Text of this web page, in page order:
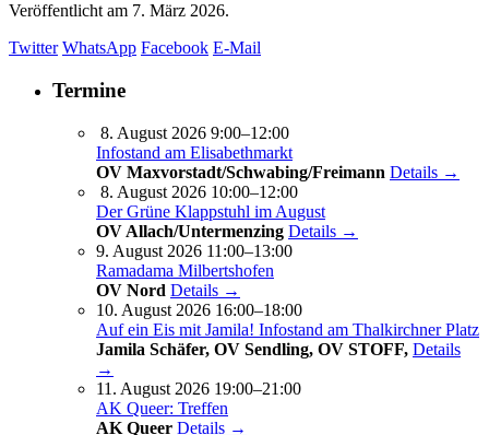
Veröffentlicht am 7. März 2026.
Twitter WhatsApp Facebook E-Mail
Termine
8. August 2026 9:00–12:00
Infostand am Elisabethmarkt
OV Maxvorstadt/Schwabing/Freimann Details →
8. August 2026 10:00–12:00
Der Grüne Klappstuhl im August
OV Allach/Untermenzing Details →
9. August 2026 11:00–13:00
Ramadama Milbertshofen
OV Nord Details →
10. August 2026 16:00–18:00
Auf ein Eis mit Jamila! Infostand am Thalkirchner Platz
Jamila Schäfer, OV Sendling, OV STOFF, Details
→
11. August 2026 19:00–21:00
AK Queer: Treffen
AK Queer Details →